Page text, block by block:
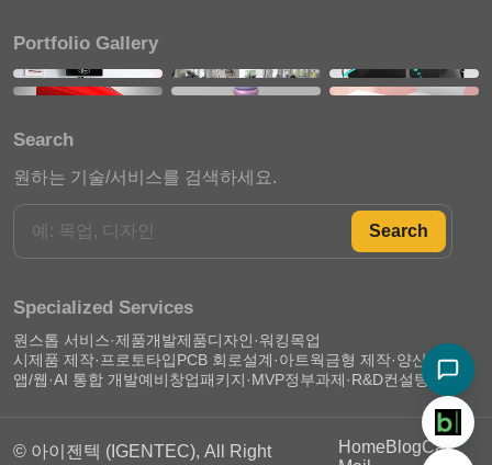
Portfolio Gallery
Search
원하는 기술/서비스를 검색하세요.
Search
Specialized Services
원스톱 서비스·제품개발제품디자인·워킹목업
시제품 제작·프로토타입 PCB 회로설계·아트웍 금형 제작·양산 준비
앱/웹·AI 통합 개발예비창업패키지·MVP정부과제·R&D컨설팅
© 아이젠텍 (IGENTEC), All Right HomeBlogCall